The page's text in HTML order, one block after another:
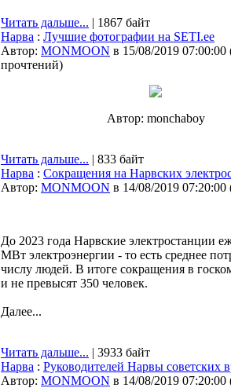
Читать дальше... | 1867 байт
Нарва : Лучшие фотографии на SETI.ee
Автор: MONMOON в 15/08/2019 07:00:00
прочтений)
Автор: monchaboy
Читать дальше... | 833 байт
Нарва : Сокращения на Нарвских
Автор: MONMOON в 14/08/2019 07:20:00
До 2023 года Нарвские электростанции
МВт электроэнергии - то есть среднее
числу людей. В итоге сокращения в
и не превысят 350 человек.
Далее...
Читать дальше... | 3933 байт
Нарва : Руководителей Нарвы советских
Автор: MONMOON в 14/08/2019 07:20:00